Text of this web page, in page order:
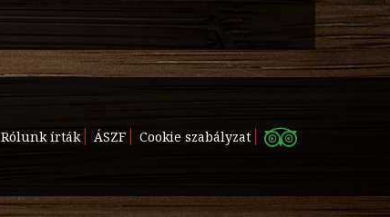
Rólunk írták ÁSZF Cookie szabályzat